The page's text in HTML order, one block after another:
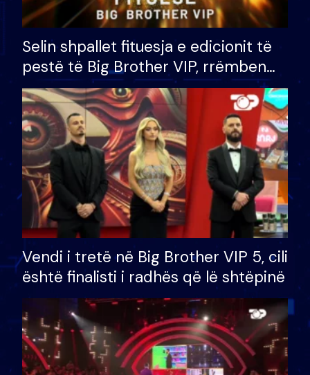
Selin shpallet fituesja e edicionit të
pestë të Big Brother VIP, rrëmben
çmimin e madh prej 100 mijë eurosh
Vendi i tretë në Big Brother VIP 5, cili
është finalisti i radhës që lë shtëpinë